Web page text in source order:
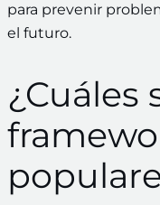
para prevenir
el futuro.
¿Cuáles